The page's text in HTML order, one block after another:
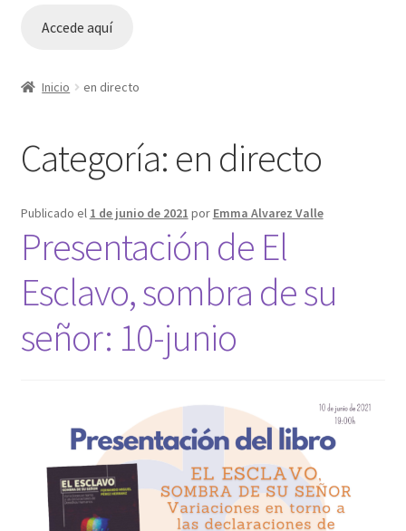
Accede aquí
Inicio en directo
Categoría: en directo
Publicado el 1 de junio de 2021 por Emma Alvarez Valle
Presentación de El
Esclavo, sombra de su
señor: 10-junio